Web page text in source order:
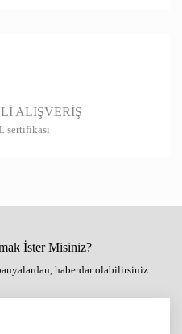
ALIŞVERİŞ
sertifikası
İster Misiniz?
haberdar olabilirsiniz.